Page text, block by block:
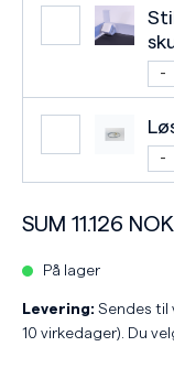
SUM 11.126 NOK
På lager
Levering: Sendes til
10 virkedager). Du